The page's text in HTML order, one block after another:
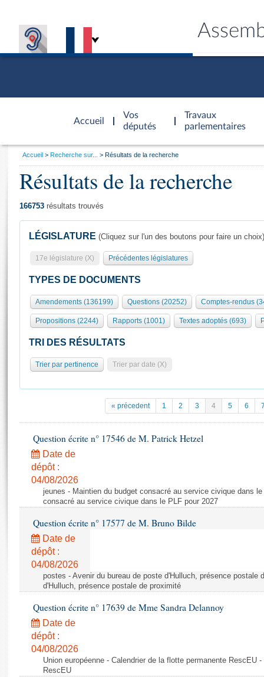
Accueil
d'accueil
Vos
députés
Travaux
parlementaires
Présidence
577 députés
Groupes politiques
Séance publique
Commissions et autres organes
Europe et International
Pétitions
Projets de loi
Propositions de loi
Amendements
Textes adoptés
Rapports législatifs
Rapports sur l'application des lois
Baromètre de l’application des lois
Dossiers législatifs
Budget et sécurité sociale
Questions écrites et orales
Comptes rendus des débats
Général
Rôle et pouvoirs de l'Assemblée
Organisation de l'Assemblée
Présidence Conférence des Présidents Bureau Collège des
Statistiques et chiffres clés
Documents de référence
( Constitution | Règlement de l'Assemblée ... )
Histoire
Juniors
Anciennes législatures
Visiter l'Assemblée
Visite virtuelle du palais Bourbon
Assister à une séance
Contacts et plan d'accès
Photos libres de droit
Vous
Accueil Recherche sur... Résultats de la recherche
Résultats de la recherche
166753 résultats trouvés
LÉGISLATURE (Cliquez sur l'un des boutons pour faire un choix)
17e législature (X) Précédentes législatures
TYPES DE DOCUMENTS
Amendements (136199) Questions (20252) Comptes-rendus
Propositions (2244) Rapports (1001) Textes adoptés (693)
TRI DES RÉSULTATS
Trier par pertinence Trier par date (X)
« précedent 1 2 3 4 5 6
Question écrite n° 17546 de M. Patrick Hetzel
Date de
dépôt :
04/08/2026
jeunes - Maintien du budget consacré au service civique dans
consacré au service civique dans le PLF pour 2027
Question écrite n° 17577 de M. Bruno Bilde
Date de
dépôt :
04/08/2026
postes - Avenir du bureau de poste d'Hulluch, présence postale
d'Hulluch, présence postale de proximité
Question écrite n° 17639 de Mme Sandra Delannoy
Date de
dépôt :
04/08/2026
Union européenne - Calendrier de la flotte permanente RescEU
RescEU